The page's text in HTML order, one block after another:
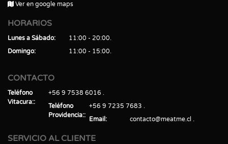
Ver en google maps
HORARIOS
Lunes a Sábado
11:00 - 20:00
Domingo
11:00 - 15:00
CONTACTO
Teléfono
Vitacura:
+56 9 7538 6016
Teléfono
Providencia:
+56 9 7235 7683
Email
contacto@meatme.cl
SERVICIO AL CLIENTE